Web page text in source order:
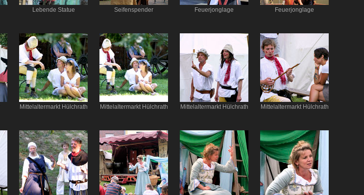
Lebende Statue Seifenspender Feuerjonglage Feuerjonglage
Mittelaltermarkt Hülchrath Mittelaltermarkt Hülchrath Mittelaltermarkt Hülchrath Mittelaltermarkt Hülchrath